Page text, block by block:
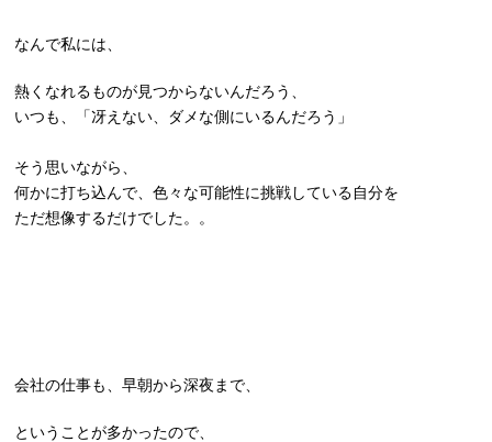
なんで私には、
熱くなれるものが見つからないんだろう、
いつも、「冴えない、ダメな側にいるんだろう」
そう思いながら、
何かに打ち込んで、色々な可能性に挑戦している自分を
ただ想像するだけでした。。
会社の仕事も、早朝から深夜まで、
ということが多かったので、